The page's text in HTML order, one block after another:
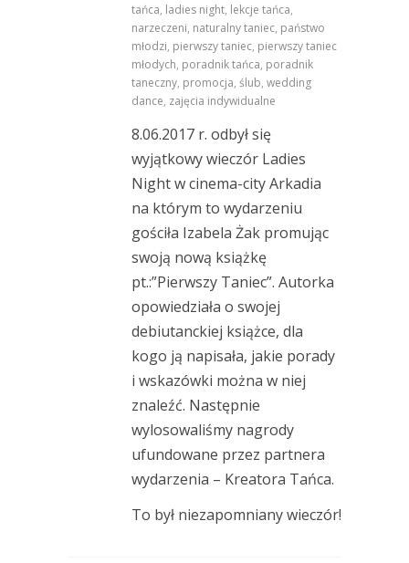
tańca, ladies night, lekcje tańca,
narzeczeni, naturalny taniec, państwo
młodzi, pierwszy taniec, pierwszy taniec
młodych, poradnik tańca, poradnik
taneczny, promocja, ślub, wedding
dance, zajęcia indywidualne
8.06.2017 r. odbył się
wyjątkowy wieczór Ladies
Night w cinema-city Arkadia
na którym to wydarzeniu
gościła Izabela Żak promując
swoją nową książkę
pt.:”Pierwszy Taniec”. Autorka
opowiedziała o swojej
debiutanckiej książce, dla
kogo ją napisała, jakie porady
i wskazówki można w niej
znaleźć. Następnie
wylosowaliśmy nagrody
ufundowane przez partnera
wydarzenia – Kreatora Tańca.
To był niezapomniany wieczór!